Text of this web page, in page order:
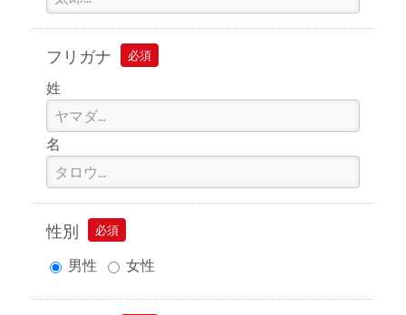
フリガナ 必須
姓
名
性別 必須
男性 女性